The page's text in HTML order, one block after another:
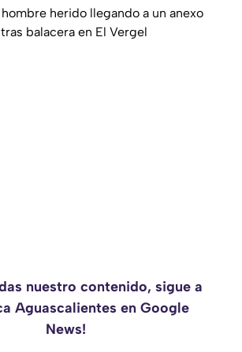
herido llegando a un anexo
balacera en El Vergel
nuestro contenido, sigue a
Aguascalientes en Google
News!